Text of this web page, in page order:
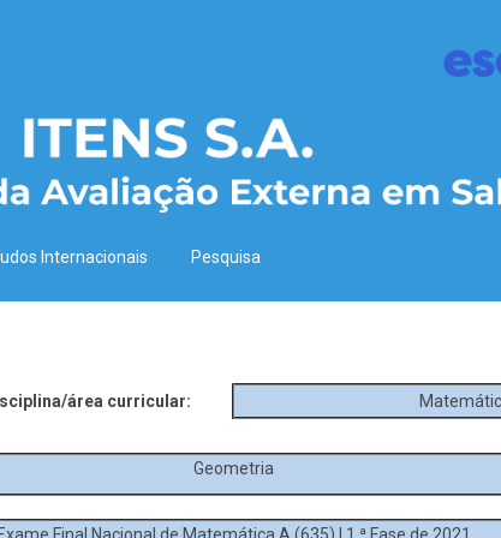
Internacionais Pesquisa
área curricular:
Geometria